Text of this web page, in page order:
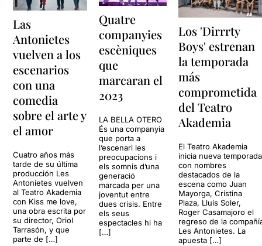
Las
Antonietes
vuelven a los
escenarios
con una
comedia
sobre el arte y
el amor
Cuatro años más
tarde de su última
producción Les
Antonietes vuelven
al Teatro Akademia
con Kiss me love,
una obra escrita por
su director, Oriol
Tarrasón, y que
parte de […]
Quatre
companyies
escèniques
que
marcaran el
2023
LA BELLA OTERO
És una companyia
que porta a
l’escenari les
preocupacions i
els somnis d’una
generació
marcada per una
joventut entre
dues crisis. Entre
els seus
espectacles hi ha
[…]
Los 'Dirrrty
Boys' estrenan
la temporada
más
comprometida
del Teatro
Akademia
El Teatro Akademia
inicia nueva temporada
con nombres
destacados de la
escena como Juan
Mayorga, Cristina
Plaza, Lluís Soler,
Roger Casamajoro el
regreso de la
Les Antonietes. La
apuesta […]